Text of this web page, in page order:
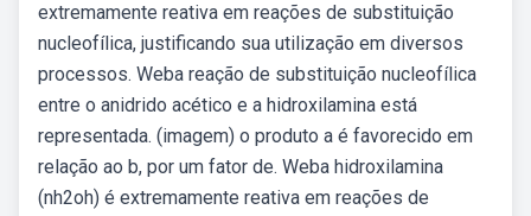
extremamente reativa em reações de substituição
nucleofílica, justificando sua utilização em diversos
processos. Weba reação de substituição nucleofílica
entre o anidrido acético e a hidroxilamina está
representada. (imagem) o produto a é favorecido em
relação ao b, por um fator de. Weba hidroxilamina
(nh2oh) é extremamente reativa em reações de